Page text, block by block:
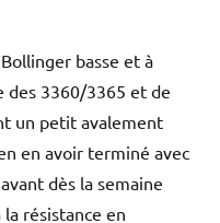
basse et à
des 3360/3365 et de
un petit avalement
en avoir terminé avec
dès la semaine
résistance en